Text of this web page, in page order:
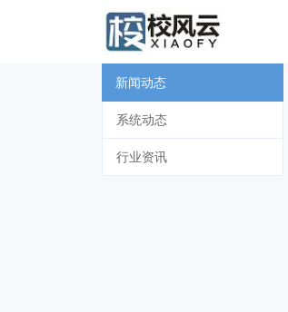
新闻动态
系统动态
行业资讯